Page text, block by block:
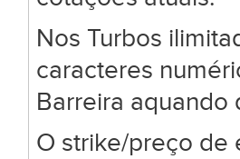
Nos Turbos
caracteres
Barreira aquando
O strike/preço de